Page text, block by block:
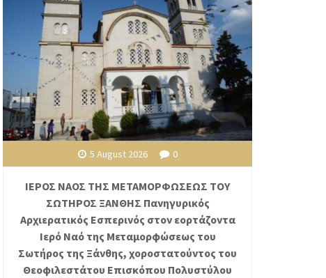
5 August 2026 0
ΙΕΡΟΣ ΝΑΟΣ ΤΗΣ ΜΕΤΑΜΟΡΦΩΣΕΩΣ ΤΟΥ
ΣΩΤΗΡΟΣ ΞΑΝΘΗΣ Πανηγυρικός
Αρχιερατικός Εσπερινός στον εορτάζοντα
Ιερό Ναό της Μεταμορφώσεως του
Σωτήρος της Ξάνθης, χοροστατούντος του
Θεοφιλεστάτου Επισκόπου Πολυστύλου